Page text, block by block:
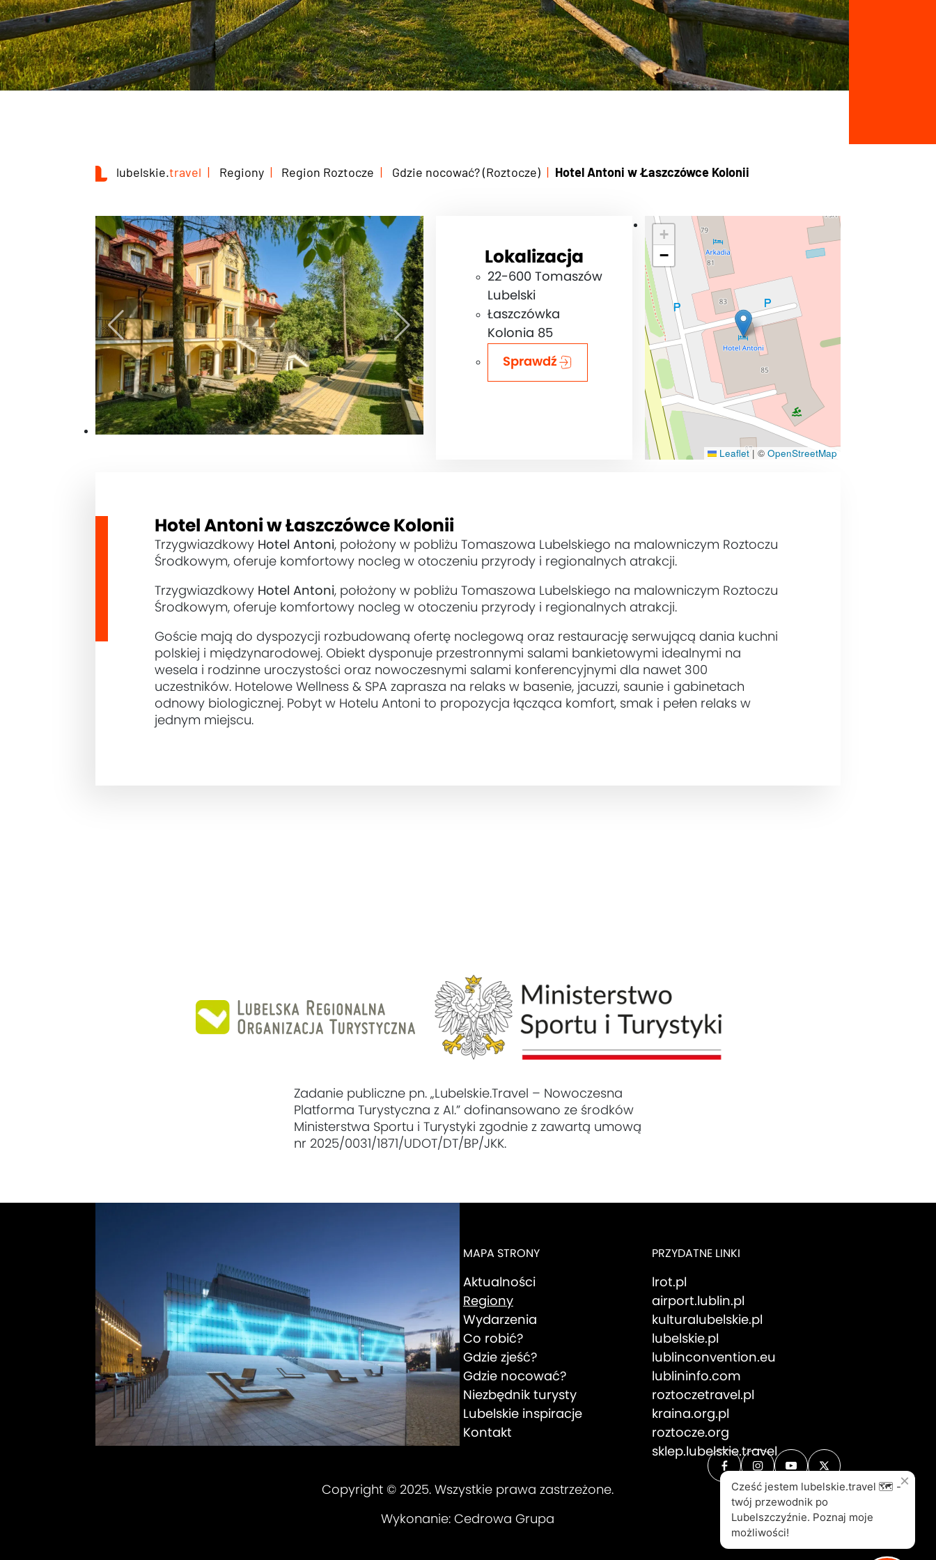
lubelskie.travel Regiony Region Roztocze Gdzie nocować? (Roztocze) Hotel Antoni w Łaszczówce Kolonii
+
−
Leaflet | ©OpenStreetMap
Lokalizacja
22-600 Tomaszów
Lubelski
Łaszczówka
Kolonia 85
Sprawdź
Hotel Antoni w Łaszczówce Kolonii
Trzygwiazdkowy Hotel Antoni, położony w pobliżu Tomaszowa Lubelskiego na malowniczym Roztoczu
Środkowym, oferuje komfortowy nocleg w otoczeniu przyrody i regionalnych atrakcji.
Trzygwiazdkowy Hotel Antoni, położony w pobliżu Tomaszowa Lubelskiego na malowniczym Roztoczu
Środkowym, oferuje komfortowy nocleg w otoczeniu przyrody i regionalnych atrakcji.
Goście mają do dyspozycji rozbudowaną ofertę noclegową oraz restaurację serwującą dania kuchni
polskiej i międzynarodowej. Obiekt dysponuje przestronnymi salami bankietowymi idealnymi na
wesela i rodzinne uroczystości oraz nowoczesnymi salami konferencyjnymi dla nawet 300
uczestników. Hotelowe Wellness & SPA zaprasza na relaks w basenie, jacuzzi, saunie i gabinetach
odnowy biologicznej. Pobyt w Hotelu Antoni to propozycja łącząca komfort, smak i pełen relaks w
jednym miejscu.
Zadanie publiczne pn. „Lubelskie.Travel – Nowoczesna
Platforma Turystyczna z AI.” dofinansowano ze środków
Ministerstwa Sportu i Turystyki zgodnie z zawartą umową
nr 2025/0031/1871/UDOT/DT/BP/JKK.
MAPA STRONY
Aktualności
Regiony
Wydarzenia
Co robić?
Gdzie zjeść?
Gdzie nocować?
Niezbędnik turysty
Lubelskie inspiracje
Kontakt
PRZYDATNE LINKI
lrot.pl
airport.lublin.pl
kulturalubelskie.pl
lubelskie.pl
lublinconvention.eu
lublininfo.com
roztoczetravel.pl
kraina.org.pl
roztocze.org
sklep.lubelskie.travel
Copyright © 2025. Wszystkie prawa zastrzeżone.
Wykonanie:Cedrowa Grupa
Cześć jestem lubelskie.travel 🗺️ -
twój przewodnik po
Lubelszczyźnie. Poznaj moje
możliwości!
×